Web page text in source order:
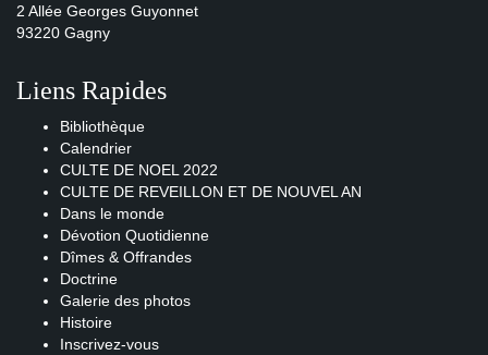
2 Allée Georges Guyonnet
93220 Gagny
Liens Rapides
Bibliothèque
Calendrier
CULTE DE NOEL 2022
CULTE DE REVEILLON ET DE NOUVEL AN
Dans le monde
Dévotion Quotidienne
Dîmes & Offrandes
Doctrine
Galerie des photos
Histoire
Inscrivez-vous